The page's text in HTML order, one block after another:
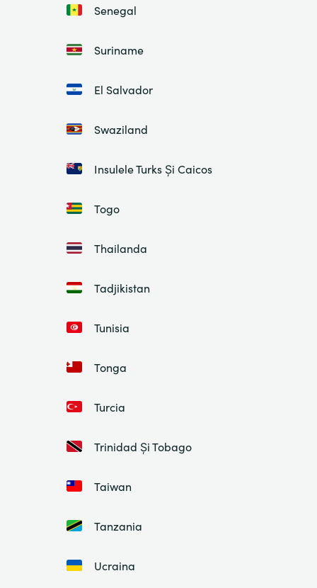
Senegal
Suriname
El Salvador
Swaziland
Insulele Turks Și Caicos
Togo
Thailanda
Tadjikistan
Tunisia
Tonga
Turcia
Trinidad Și Tobago
Taiwan
Tanzania
Ucraina